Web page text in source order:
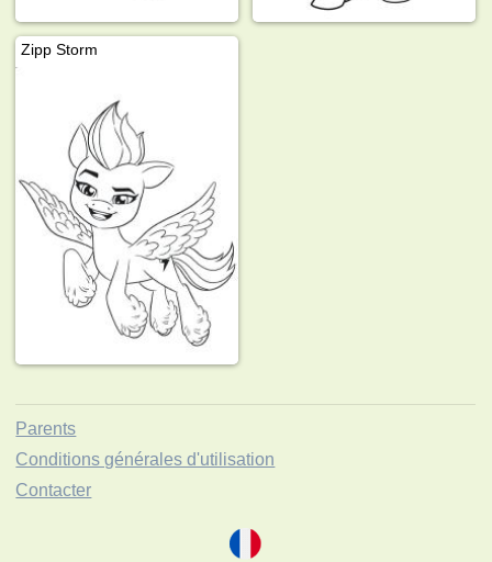
Zipp Storm
Parents
Conditions générales d'utilisation
Contacter